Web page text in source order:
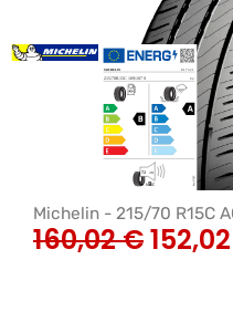
Michelin - 215/70 R15C
160,02€152,02